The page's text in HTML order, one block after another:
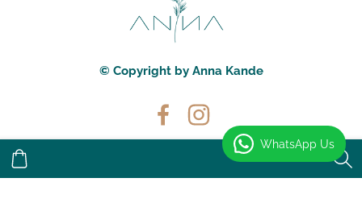
© Copyright by Anna Kande
WhatsApp Us